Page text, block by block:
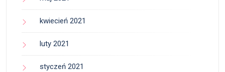
kwiecień 2021
luty 2021
styczeń 2021